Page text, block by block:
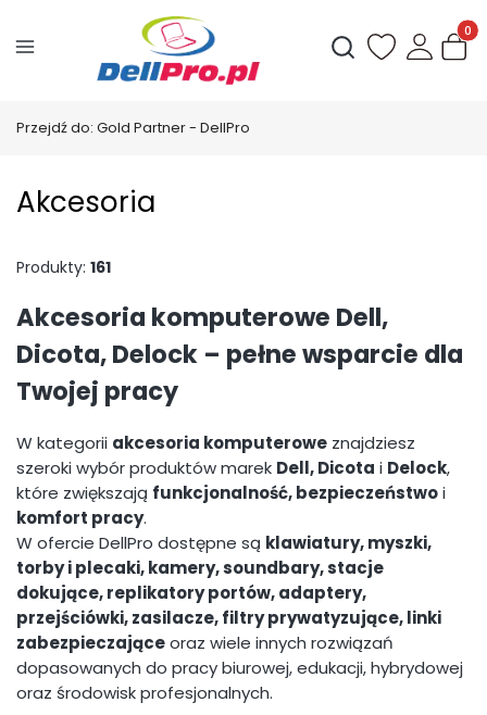
Otwórz
Przejdź do: Gold Partner - DellPro
Akcesoria
Produkty: 161
Akcesoria komputerowe Dell,
Dicota, Delock – pełne wsparcie dla
Twojej pracy
W kategorii akcesoria komputerowe znajdziesz
szeroki wybór produktów marek Dell, Dicota i Delock,
które zwiększają funkcjonalność, bezpieczeństwoi
komfort pracy.
W ofercie DellPro dostępne są klawiatury, myszki,
torby i plecaki, kamery, soundbary, stacje
dokujące, replikatory portów, adaptery,
przejściówki, zasilacze, filtry prywatyzujące, linki
zabezpieczająceoraz wiele innych rozwiązań
dopasowanych do pracy biurowej, edukacji, hybrydowej
oraz środowisk profesjonalnych.